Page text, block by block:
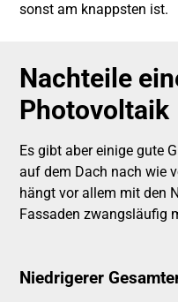
sonst am knappsten ist.
Nachteile
Photovoltaik
Es gibt aber einige gute
auf dem Dach nach wie
hängt vor allem mit den
Fassaden zwangsläufig
Niedrigerer